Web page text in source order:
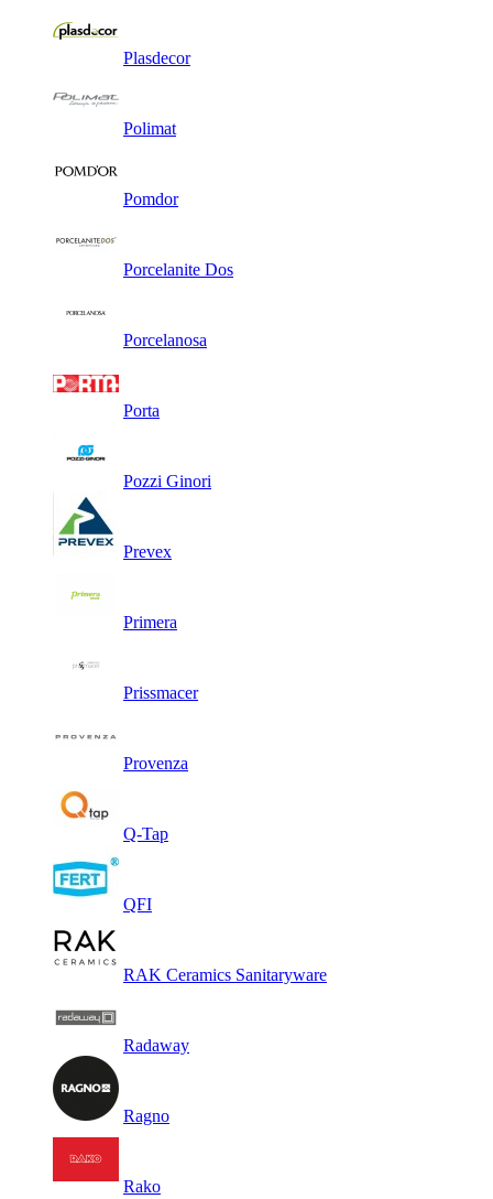
Plasdecor
Polimat
Pomdor
Porcelanite Dos
Porcelanosa
Porta
Pozzi Ginori
Prevex
Primera
Prissmacer
Provenza
Q-Tap
QFI
RAK Ceramics Sanitaryware
Radaway
Ragno
Rako